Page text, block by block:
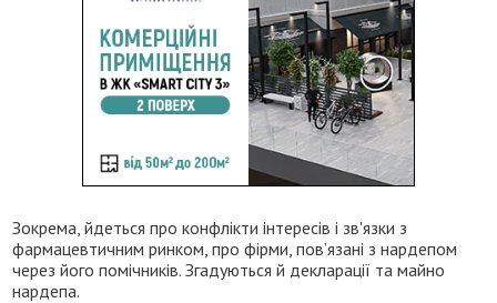
Зокрема, йдеться про конфлікти інтересів і зв'язки з
фармацевтичним ринком, про фірми, пов’язані з нардепом
через його помічників. Згадуються й декларації та майно
нардепа.